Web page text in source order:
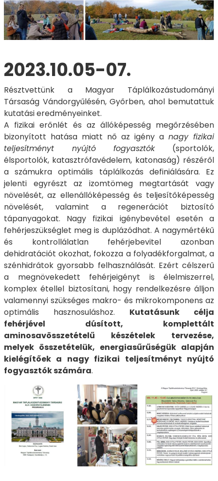
2023.10.05-07.
Résztvettünk a Magyar Táplálkozástudományi
Társaság Vándorgyűlésén, Győrben, ahol bemutattuk
kutatási eredményeinket.
A fizikai erőnlét és az állóképesség megőrzésében
bizonyított hatása miatt nő az igény a nagy fizikai
teljesítményt nyújtó fogyasztók(sportolók,
élsportolók, katasztrófavédelem, katonaság) részéről
a számukra optimális táplálkozás definiálására. Ez
jelenti egyrészt az izomtömeg megtartását vagy
növelését, az ellenállóképesség és teljesítőképesség
növelését, valamint a regenerációt biztosító
tápanyagokat. Nagy fizikai igénybevétel esetén a
fehérjeszükséglet meg is duplázódhat. A nagymértékű
és kontrollálatlan fehérjebevitel azonban
dehidratációt okozhat, fokozza a folyadékforgalmat, a
szénhidrátok gyorsabb felhasználását. Ezért célszerű
a megnövekedett fehérjeigényt is élelmiszerrel,
komplex étellel biztosítani, hogy rendelkezésre álljon
valamennyi szükséges makro- és mikrokomponens az
optimális hasznosuláshoz. Kutatásunk célja
fehérjével dúsított, komplettált
aminosavösszetételű készételek tervezése,
melyek összetételük, energiasűrűségük alapján
kielégítőek a nagy fizikai teljesítményt nyújtó
fogyasztók számára.